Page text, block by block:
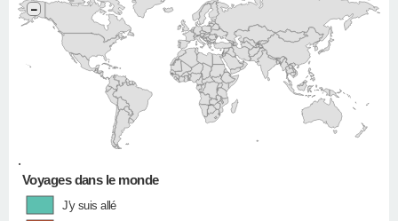
•
−
Voyages dans le monde
J'y suis allé